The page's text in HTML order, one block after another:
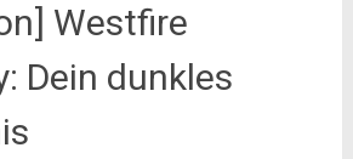
Westfire
Dein dunkles